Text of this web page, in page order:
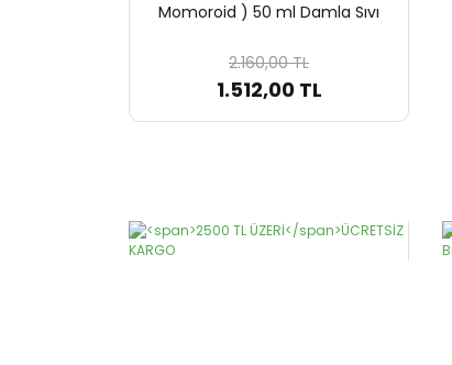
Momoroid ) 50 ml Damla Sıvı
2.160,00 TL
1.512,00 TL